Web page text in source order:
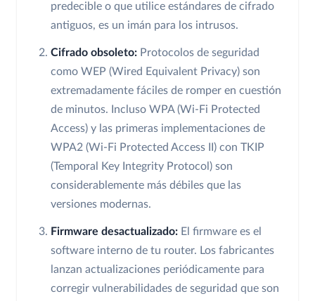
predecible o que utilice estándares de cifrado
antiguos, es un imán para los intrusos.
Cifrado obsoleto: Protocolos de seguridad
como WEP (Wired Equivalent Privacy) son
extremadamente fáciles de romper en cuestión
de minutos. Incluso WPA (Wi-Fi Protected
Access) y las primeras implementaciones de
WPA2 (Wi-Fi Protected Access II) con TKIP
(Temporal Key Integrity Protocol) son
considerablemente más débiles que las
versiones modernas.
Firmware desactualizado: El firmware es el
software interno de tu router. Los fabricantes
lanzan actualizaciones periódicamente para
corregir vulnerabilidades de seguridad que son